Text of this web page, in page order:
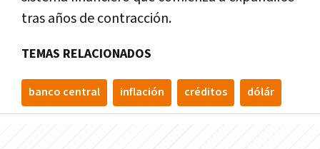
tras años de contracción.
TEMAS RELACIONADOS
banco central inflación créditos dólár